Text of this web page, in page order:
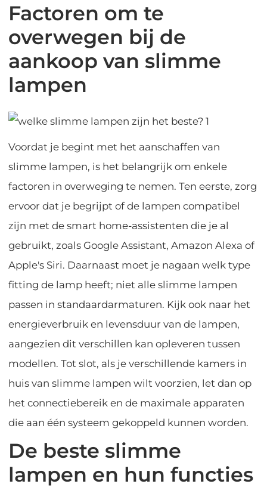
Factoren om te
overwegen bij de
aankoop van slimme
lampen
Voordat je begint met het aanschaffen van
slimme lampen, is het belangrijk om enkele
factoren in overweging te nemen. Ten eerste, zorg
ervoor dat je begrijpt of de lampen compatibel
zijn met de smart home-assistenten die je al
gebruikt, zoals Google Assistant, Amazon Alexa of
Apple's Siri. Daarnaast moet je nagaan welk type
fitting de lamp heeft; niet alle slimme lampen
passen in standaardarmaturen. Kijk ook naar het
energieverbruik en levensduur van de lampen,
aangezien dit verschillen kan opleveren tussen
modellen. Tot slot, als je verschillende kamers in
huis van slimme lampen wilt voorzien, let dan op
het connectiebereik en de maximale apparaten
die aan één systeem gekoppeld kunnen worden.
De beste slimme
lampen en hun functies